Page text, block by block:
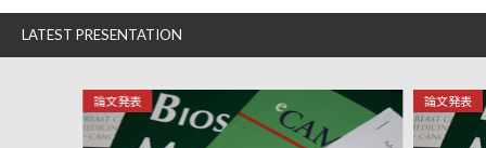
LATEST PRESENTATION
論文発表 論文発表